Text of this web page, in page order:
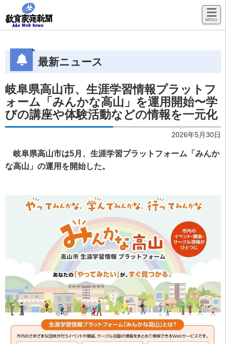
最新ニュース
岐阜県高山市、生涯学習情報プラットフ
ォーム「みんかな高山」を運用開始〜学
びの講座や体験活動などの情報を一元化
2026年5月30日
岐阜県高山市は5月、生涯学習プラットフォーム「みんか
な高山」の運用を開始した。